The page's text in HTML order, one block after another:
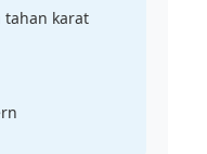
karat